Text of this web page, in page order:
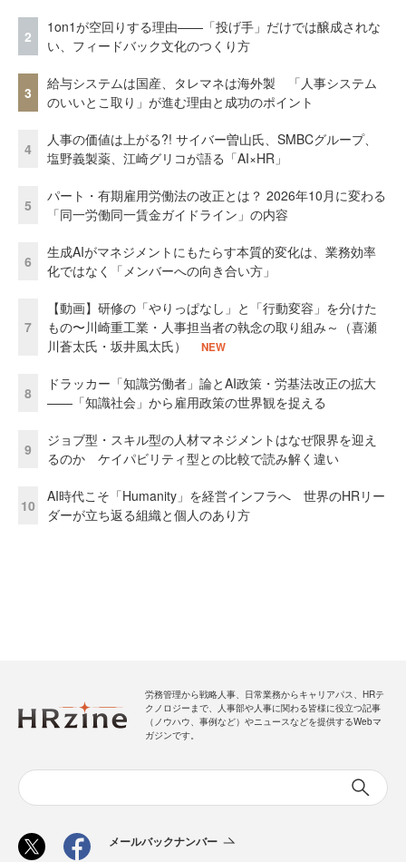
2
1on1が空回りする理由——「投げ手」だけでは醸成されな
い、フィードバック文化のつくり方
3
給与システムは国産、タレマネは海外製 「人事システム
のいいとこ取り」が進む理由と成功のポイント
4
人事の価値は上がる?! サイバー曽山氏、SMBCグループ、
塩野義製薬、江崎グリコが語る「AI×HR」
5
パート・有期雇用労働法の改正とは？ 2026年10月に変わる
「同一労働同一賃金ガイドライン」の内容
6
生成AIがマネジメントにもたらす本質的変化は、業務効率
化ではなく「メンバーへの向き合い方」
7
【動画】研修の「やりっぱなし」と「行動変容」を分けた
もの〜川崎重工業・人事担当者の執念の取り組み～（喜瀬
川蒼太氏・坂井風太氏）
NEW
8
ドラッカー「知識労働者」論とAI政策・労基法改正の拡大
——「知識社会」から雇用政策の世界観を捉える
9
ジョブ型・スキル型の人材マネジメントはなぜ限界を迎え
るのか ケイパビリティ型との比較で読み解く違い
10
AI時代こそ「Humanity」を経営インフラへ 世界のHRリー
ダーが立ち返る組織と個人のあり方
労務管理から戦略人事、日常業務からキャリアパス、HRテ
クノロジーまで、人事部や人事に関わる皆様に役立つ記事
（ノウハウ、事例など）やニュースなどを提供するWebマ
ガジンです。
メールバックナンバー